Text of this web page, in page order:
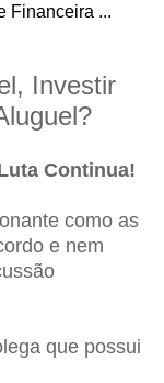
Financeira ...
Investir
Continua!
como as
e nem
que possui